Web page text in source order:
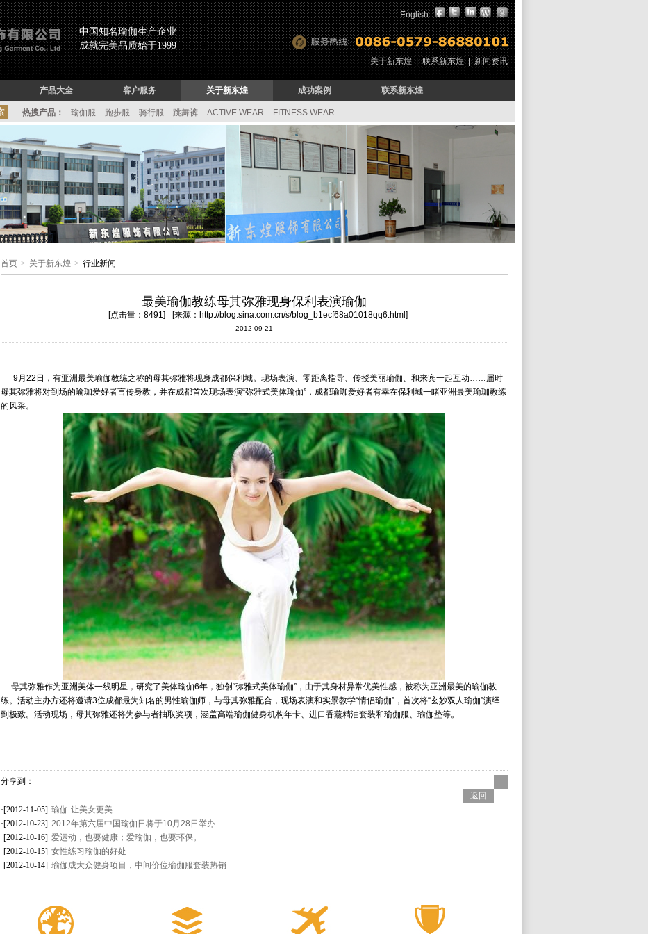
中国知名瑜伽生产企业
成就完美品质始于1999
关于新东煌 联系新东煌 | 新闻资讯
English
产品大全 客户服务 关于新东煌 成功案例 联系新东煌
热搜产品： 瑜伽服 跑步服 骑行服 跳舞裤 ACTIVE WEAR FITNESS WEAR
首页 > 关于新东煌 > 行业新闻
最美瑜伽教练母其弥雅现身保利表演瑜伽
[点击量：8491] [来源：http://blog.sina.com.cn/s/blog_b1ecf68a01018qq6.html]
2012-09-21
9月22日，有亚洲最美瑜伽教练之称的母其弥雅将现身成都保利城。现场表演、零距离指导、传授美丽瑜伽、和来宾一起互动……届时
母其弥雅将对到场的瑜珈爱好者言传身教，并在成都首次现场表演“弥雅式美体瑜伽”，成都瑜珈爱好者有幸在保利城一睹亚洲最美瑜珈教练
的风采。
母其弥雅作为亚洲美体一线明星，研究了美体瑜伽6年，独创“弥雅式美体瑜伽”，由于其身材异常优美性感，被称为亚洲最美的瑜伽教
练。活动主办方还将邀请3位成都最为知名的男性瑜伽师，与母其弥雅配合，现场表演和实景教学“情侣瑜伽”，首次将“玄妙双人瑜伽”演绎
到极致。活动现场，母其弥雅还将为参与者抽取奖项，涵盖高端瑜伽健身机构年卡、进口香薰精油套装和瑜伽服、瑜伽垫等。
分享到：
返回
·[2012-11-05] 瑜伽-让美女更美
·[2012-10-23] 2012年第六届中国瑜伽日将于10月28日举办
·[2012-10-16] 爱运动，也要健康；爱瑜伽，也要环保。
·[2012-10-15] 女性练习瑜伽的好处
·[2012-10-14] 瑜伽成大众健身项目，中间价位瑜伽服套装热销